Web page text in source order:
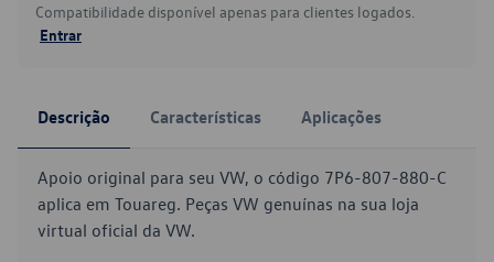
Compatibilidade disponível apenas para clientes logados.
Entrar
Descrição Características Aplicações
Apoio original para seu VW, o código 7P6-807-880-C
aplica em Touareg. Peças VW genuínas na sua loja
virtual oficial da VW.